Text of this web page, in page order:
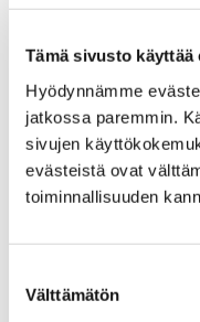
Tämä sivusto käyttää
Hyödynnämme
jatkossa paremmin.
sivujen
evästeistä ovat
toiminnallisuuden
valinta
Välttämätön
Etusivu
kahvilatuotteita.